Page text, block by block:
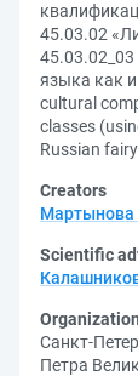
45.03.02
45.03.02_03
языка как
cultural
classes
Russian
Creators
Мартынова
Scientific
Organization
Санкт-
Петра